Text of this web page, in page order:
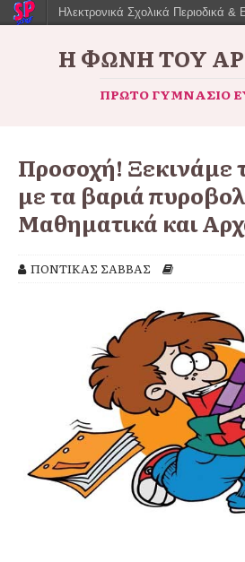
Η ΦΩΝΉ ΤΟΥ
ΠΡΏΤΟ ΓΥΜΝΆΣΙΟ
Προσοχή! Ξεκινάμε
με τα βαριά
Μαθηματικά και
ΠΟΝΤΙΚΑΣ ΣΑΒΒΑΣ
Ηλεκτρονικά Σχολικά Περιοδικά &